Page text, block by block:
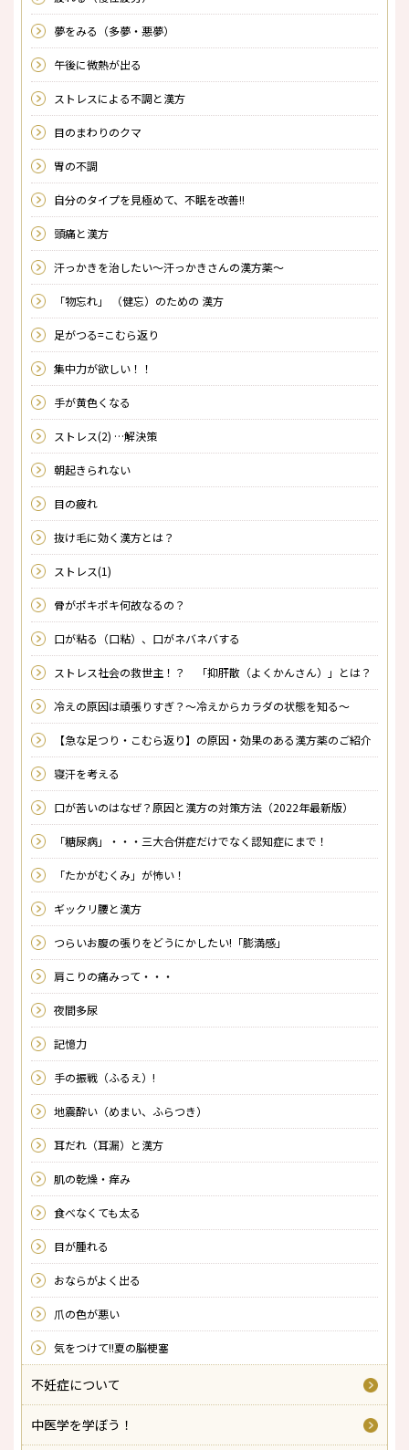
夢をみる（多夢・悪夢）
午後に微熱が出る
ストレスによる不調と漢方
目のまわりのクマ
胃の不調
自分のタイプを見極めて、不眠を改善!!
頭痛と漢方
汗っかきを治したい～汗っかきさんの漢方薬～
「物忘れ」 （健忘）のための 漢方
足がつる=こむら返り
集中力が欲しい！！
手が黄色くなる
ストレス(2) …解決策
朝起きられない
目の疲れ
抜け毛に効く漢方とは？
ストレス(1)
骨がポキポキ何故なるの？
口が粘る（口粘）、口がネバネバする
ストレス社会の救世主！？ 「抑肝散（よくかんさん）」とは？
冷えの原因は頑張りすぎ？～冷えからカラダの状態を知る～
【急な足つり・こむら返り】の原因・効果のある漢方薬のご紹介
寝汗を考える
口が苦いのはなぜ？原因と漢方の対策方法（2022年最新版）
「糖尿病」・・・三大合併症だけでなく認知症にまで！
「たかがむくみ」が怖い！
ギックリ腰と漢方
つらいお腹の張りをどうにかしたい!「膨満感」
肩こりの痛みって・・・
夜間多尿
記憶力
手の振戦（ふるえ）!
地震酔い（めまい、ふらつき）
耳だれ（耳漏）と漢方
肌の乾燥・痒み
食べなくても太る
目が腫れる
おならがよく出る
爪の色が悪い
気をつけて!!夏の脳梗塞
不妊症について
中医学を学ぼう！